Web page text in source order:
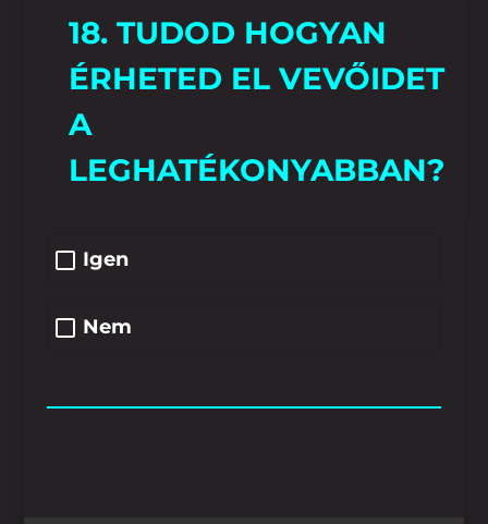
18. TUDOD HOGYAN
ÉRHETED EL VEVŐIDET
A
LEGHATÉKONYABBAN?
Igen
Nem